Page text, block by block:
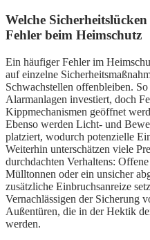
Welche
Fehler beim Heimschutz
Ein häufiger Fehler im
auf einzelne
Schwachstellen offenbleiben.
Alarmanlagen investiert, doch
Kippmechanismen geöffnet
Ebenso werden Licht- und
platziert, wodurch potenzielle
Weiterhin unterschätzen viele
durchdachten Verhaltens:
Mülltonnen oder ein unsicher
zusätzliche Einbruchsanreize
Vernachlässigen der Sicherung
Außentüren, die in der Hektik
werden.